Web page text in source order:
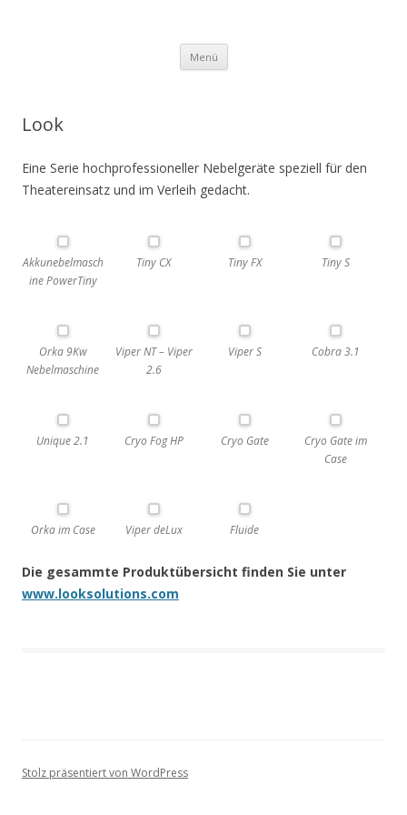
Feuerwerks GmbH
Menü Springe
Inhalt
Look
Eine Serie hochprofessioneller Nebelgeräte speziell für den
Theatereinsatz und im Verleih gedacht.
Akkunebelmasch
ine PowerTiny
Tiny CX Tiny FX Tiny S
Orka 9Kw
Nebelmaschine
Viper NT – Viper
2.6
Viper S Cobra 3.1
Unique 2.1 Cryo Fog HP Cryo Gate
Cryo Gate im
Case
Orka im Case Viper deLux Fluide
Die gesammte Produktübersicht finden Sie unter
www.looksolutions.com
Stolz präsentiert von WordPress